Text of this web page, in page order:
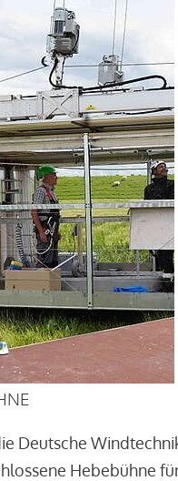
Deutsche
Hebebühne